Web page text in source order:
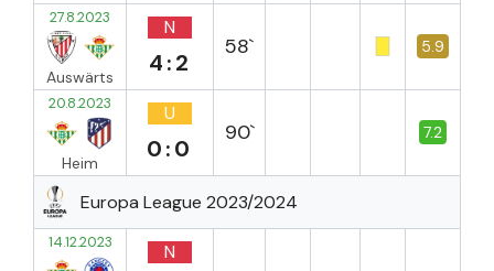
27.8.2023
Auswärts
N
4:2
58` 5.9
20.8.2023
Heim
U
0:0
90` 7.2
Europa League 2023/2024
14.12.2023 N